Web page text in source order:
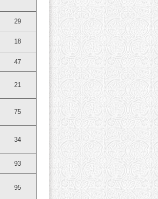
29
18
47
21
75
34
93
95